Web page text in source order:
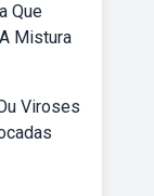
Que
Mistura
Viroses